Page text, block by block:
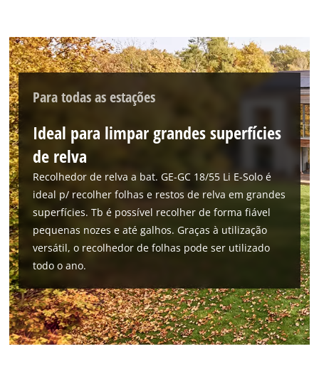
Para todas as estações
Ideal para limpar grandes superfícies
de relva
Recolhedor de relva a bat. GE-GC 18/55 Li E-Solo é
ideal p/ recolher folhas e restos de relva em grandes
superfícies. Tb é possível recolher de forma fiável
pequenas nozes e até galhos. Graças à utilização
versátil, o recolhedor de folhas pode ser utilizado
todo o ano.